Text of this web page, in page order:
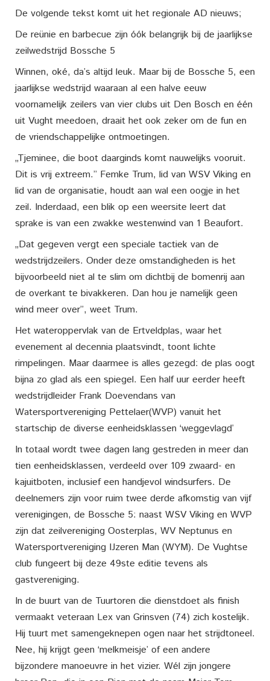
De volgende tekst komt uit het regionale AD nieuws;
De reünie en barbecue zijn óók belangrijk bij de jaarlijkse
zeilwedstrijd Bossche 5
Winnen, oké, da’s altijd leuk. Maar bij de Bossche 5, een
jaarlijkse wedstrijd waaraan al een halve eeuw
voornamelijk zeilers van vier clubs uit Den Bosch en één
uit Vught meedoen, draait het ook zeker om de fun en
de vriendschappelijke ontmoetingen.
„Tjeminee, die boot daarginds komt nauwelijks vooruit.
Dit is vrij extreem.” Femke Trum, lid van WSV Viking en
lid van de organisatie, houdt aan wal een oogje in het
zeil. Inderdaad, een blik op een weersite leert dat
sprake is van een zwakke westenwind van 1 Beaufort.
„Dat gegeven vergt een speciale tactiek van de
wedstrijdzeilers. Onder deze omstandigheden is het
bijvoorbeeld niet al te slim om dichtbij de bomenrij aan
de overkant te bivakkeren. Dan hou je namelijk geen
wind meer over”, weet Trum.
Het wateroppervlak van de Ertveldplas, waar het
evenement al decennia plaatsvindt, toont lichte
rimpelingen. Maar daarmee is alles gezegd: de plas oogt
bijna zo glad als een spiegel. Een half uur eerder heeft
wedstrijdleider Frank Doevendans van
Watersportvereniging Pettelaer(WVP) vanuit het
startschip de diverse eenheidsklassen ‘weggevlagd’
In totaal wordt twee dagen lang gestreden in meer dan
tien eenheidsklassen, verdeeld over 109 zwaard- en
kajuitboten, inclusief een handjevol windsurfers. De
deelnemers zijn voor ruim twee derde afkomstig van vijf
verenigingen, de Bossche 5: naast WSV Viking en WVP
zijn dat zeilvereniging Oosterplas, WV Neptunus en
Watersportvereniging IJzeren Man (WYM). De Vughtse
club fungeert bij deze 49ste editie tevens als
gastvereniging.
In de buurt van de Tuurtoren die dienstdoet als finish
vermaakt veteraan Lex van Grinsven (74) zich kostelijk.
Hij tuurt met samengeknepen ogen naar het strijdtoneel.
Nee, hij krijgt geen ‘melkmeisje’ of een andere
bijzondere manoeuvre in het vizier. Wél zijn jongere